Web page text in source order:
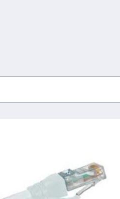
BELDEN CA21109010 - 3 m,